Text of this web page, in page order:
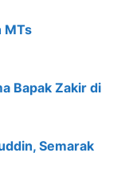
MTs
Bapak Zakir di
Semarak